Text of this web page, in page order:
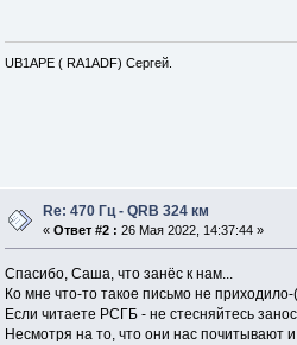
UB1APE ( RA1ADF) Сергей.
Re: 470 Гц - QRB 324 км
«Ответ #2 : 26 Мая 2022, 14:37:44 »
Спасибо, Саша, что занёс к нам...
Ко мне что-то такое письмо не приходило-(
Если читаете РСГБ - не стесняйтесь
Несмотря на то, что они нас почитывают